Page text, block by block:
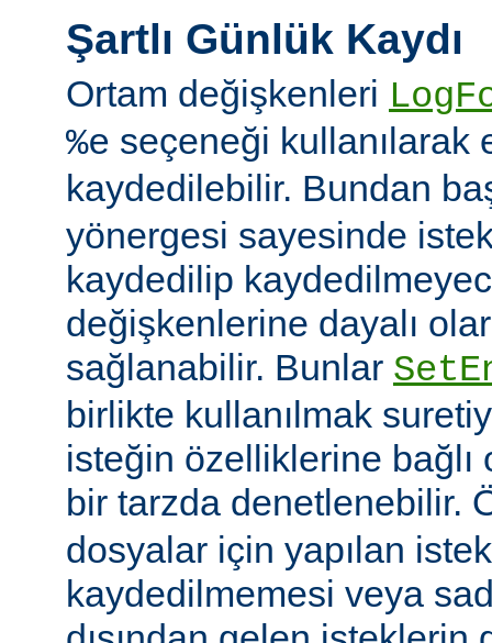
Şartlı Günlük Kaydı
Ortam değişkenleri
%e seçeneği kullanılarak
kaydedilebilir. Bundan
yönergesi sayesinde
kaydedilip
değişkenlerine dayalı
sağlanabilir. Bunlar
birlikte kullanılmak
isteğin özelliklerine
bir tarzda denetlenebilir.
dosyalar için yapılan
kaydedilmemesi veya